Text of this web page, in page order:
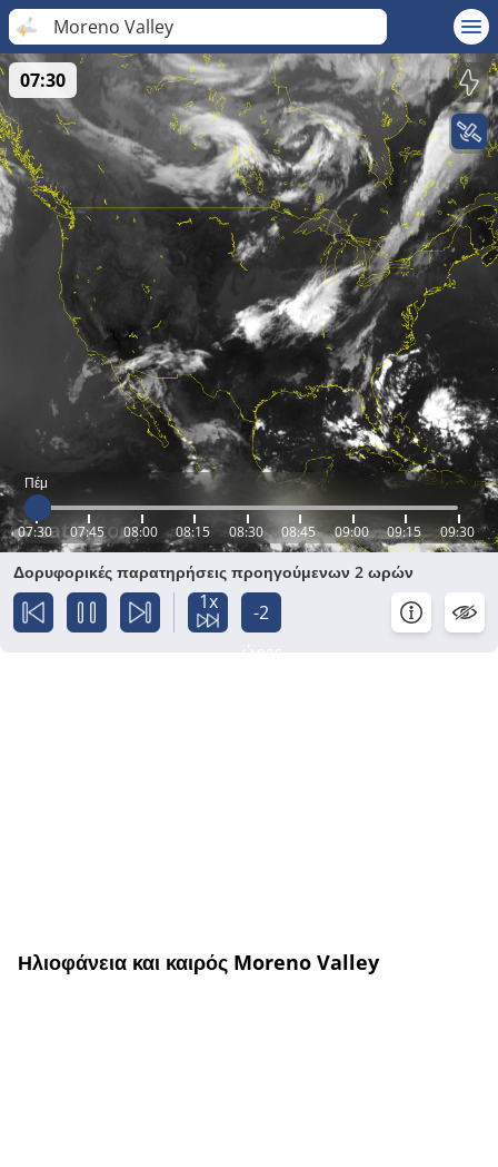
Moreno Valley
Πέμ
07:30 07:45 08:00 08:15 08:30 08:45 09:00 09:15 09:30
07:30
Δορυφορικές παρατηρήσεις προηγούμενων 2 ωρών
1x
-2
Ηλιοφάνεια και καιρός Moreno Valley